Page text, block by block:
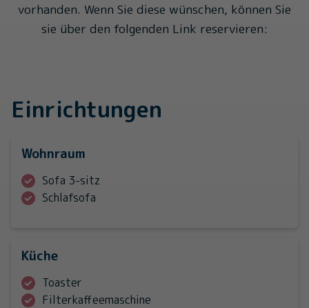
vorhanden. Wenn Sie diese wünschen, können Sie
sie über den folgenden Link reservieren:
Einrichtungen
Wohnraum
Sofa 3-sitz
Schlafsofa
Küche
Toaster
Filterkaffeemaschine